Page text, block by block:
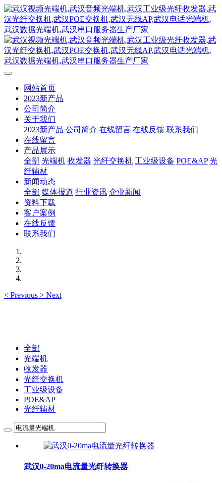
网站首页
2023新产品
公司简介
关于我们
2023新产品 公司简介 在线留言 在线反馈 联系我们
在线留言
产品展示
全部 光端机 收发器 光纤交换机 工业级设备 POE&AP 光
纤辅材
新闻动态
全部 媒体报道 行业资讯 企业新闻
资料下载
客户案例
在线反馈
联系我们
< Previous > Next
全部
光端机
收发器
光纤交换机
工业级设备
POE&AP
光纤辅材
武汉0-20ma电流量光纤转换器